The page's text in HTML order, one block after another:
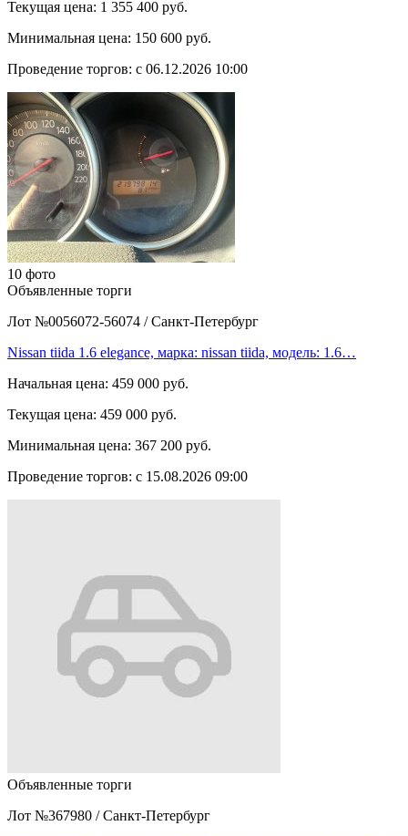
Текущая цена: 1 355 400 руб.
Минимальная цена: 150 600 руб.
Проведение торгов: с 06.12.2026 10:00
10 фото
Объявленные торги
Лот №0056072-56074 / Санкт-Петербург
Nissan tiida 1.6 elegance, марка: nissan tiida, модель: 1.6…
Начальная цена: 459 000 руб.
Текущая цена: 459 000 руб.
Минимальная цена: 367 200 руб.
Проведение торгов: с 15.08.2026 09:00
Объявленные торги
Лот №367980 / Санкт-Петербург